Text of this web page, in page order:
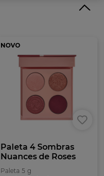
VÉGÉTALE®
certificado FSC
NOVO
Paleta 4 Sombras
Nuances de Roses
Paleta 5 g